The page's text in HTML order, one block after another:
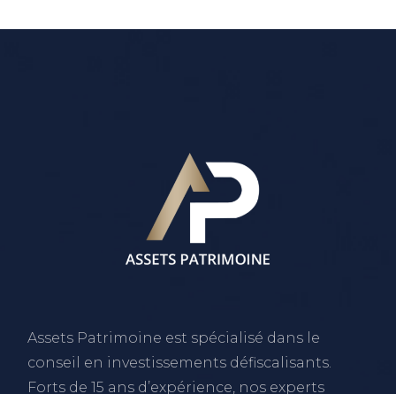
Assets Patrimoine est spécialisé dans le
conseil en investissements défiscalisants.
Forts de 15 ans d’expérience, nos experts